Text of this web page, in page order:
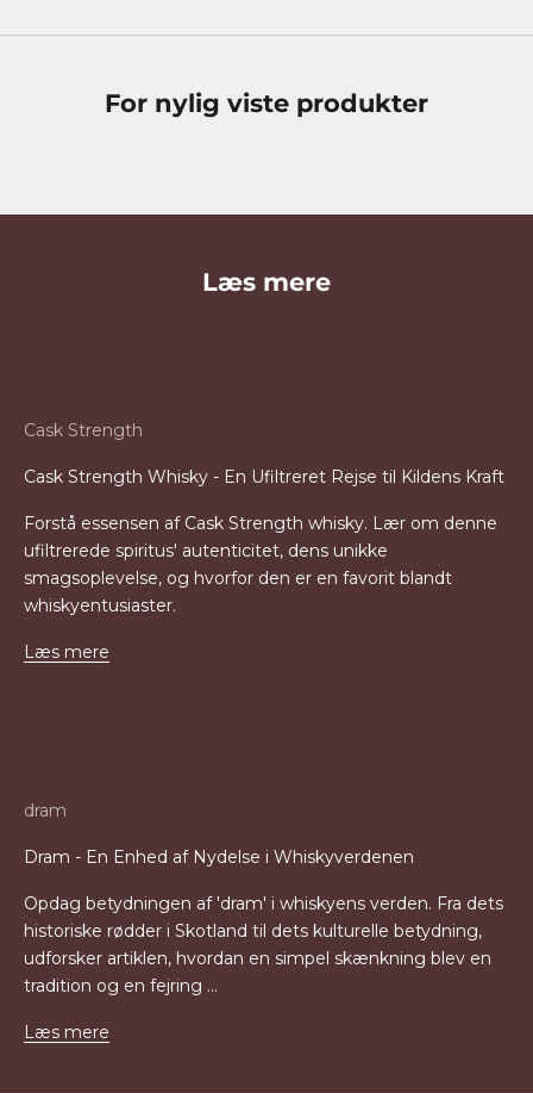
For nylig viste produkter
Læs mere
Cask Strength
Cask Strength Whisky - En Ufiltreret Rejse til Kildens Kraft
Forstå essensen af Cask Strength whisky. Lær om denne
ufiltrerede spiritus' autenticitet, dens unikke
smagsoplevelse, og hvorfor den er en favorit blandt
whiskyentusiaster.
Læs mere
dram
Dram - En Enhed af Nydelse i Whiskyverdenen
Opdag betydningen af 'dram' i whiskyens verden. Fra dets
historiske rødder i Skotland til dets kulturelle betydning,
udforsker artiklen, hvordan en simpel skænkning blev en
tradition og en fejring ...
Læs mere